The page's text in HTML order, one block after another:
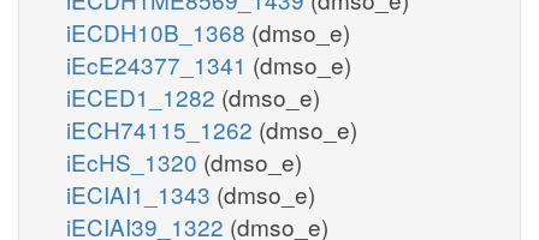
iECDH10B_1368 (dmso_e)
iEcE24377_1341 (dmso_e)
iECED1_1282 (dmso_e)
iECH74115_1262 (dmso_e)
iEcHS_1320 (dmso_e)
iECIAI1_1343 (dmso_e)
iECIAI39_1322 (dmso_e)